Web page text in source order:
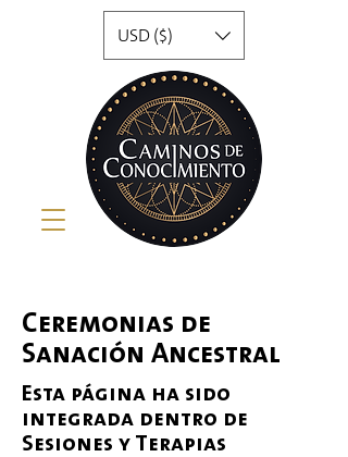
USD ($)
Ceremonias de
Sanación Ancestral
Esta página ha sido
integrada dentro de
Sesiones y Terapias